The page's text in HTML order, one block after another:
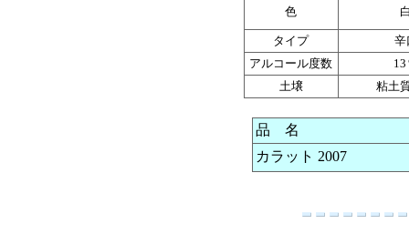
色
タイプ
辛
アルコール度数
13
土壌
粘土
品 名
カラット 2007